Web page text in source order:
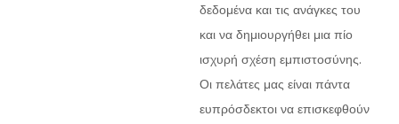
δεδομένα και τις ανάγκες του
και να δημιουργήθει μια πίο
ισχυρή σχέση εμπιστοσύνης.
Οι πελάτες μας είναι πάντα
ευπρόσδεκτοι να επισκεφθούν